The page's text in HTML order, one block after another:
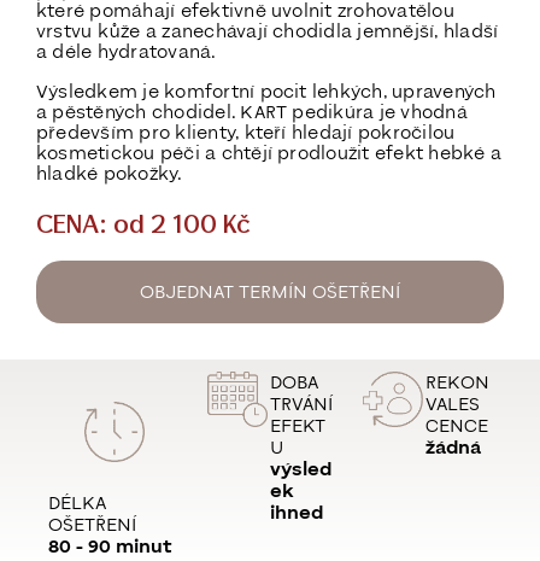
které pomáhají efektivně uvolnit zrohovatělou
vrstvu kůže a zanechávají chodidla jemnější, hladší
a déle hydratovaná.
Výsledkem je komfortní pocit lehkých, upravených
a pěstěných chodidel. KART pedikúra je vhodná
především pro klienty, kteří hledají pokročilou
kosmetickou péči a chtějí prodloužit efekt hebké a
hladké pokožky.
CENA: od 2 100 Kč
OBJEDNAT TERMÍN OŠETŘENÍ
DÉLKA
OŠETŘENÍ
80 - 90 minut
DOBA
TRVÁNÍ
EFEKT
U
výsled
ek
ihned
REKON
VALES
CENCE
žádná